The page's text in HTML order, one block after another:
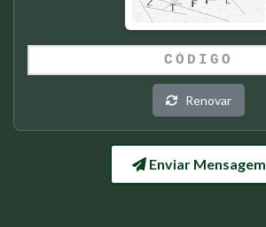
Renovar
Enviar Mensagem